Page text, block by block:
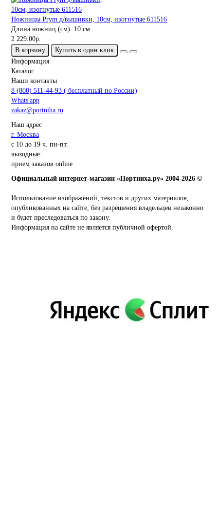
Ножницы Prym д/вышивки, 10см, изогнутые 611516
Длина ножниц (см): 10 см
2 229.00р.
В корзину
Купить в один клик
Информация
Каталог
Наши контакты
8 (800) 511-44-93 ( бесплатный по России)
Whats'app
zakaz@portniha.ru
Наш адрес
г. Москва
с 10 до 19 ч. пн-пт.
выходные:
прием заказов online
Официальный интернет-магазин «Портниха.ру» 2004-2026 ©
Использование изображений, текстов и других материалов,
опубликованных на сайте, без разрешения владельцев незаконно
и будет преследоваться по закону.
Информация на сайте не является публичной офертой.